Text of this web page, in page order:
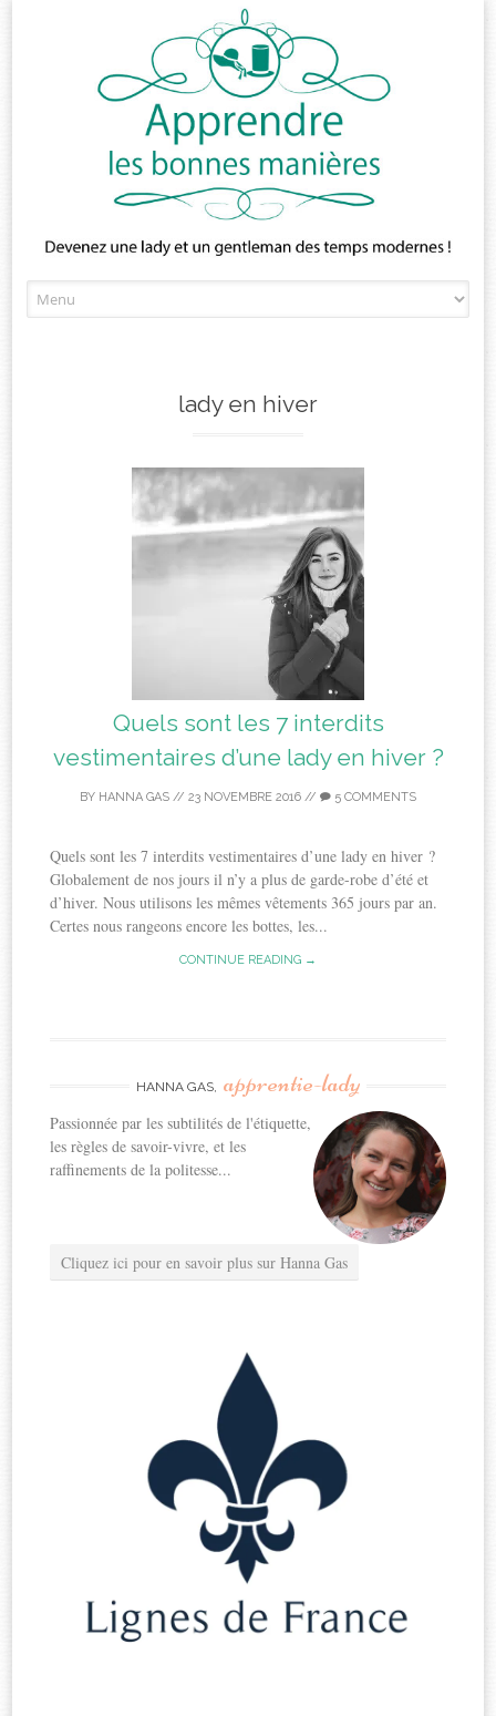
to
lady en hiver
Quels sont les 7 interdits
vestimentaires d’une lady en hiver ?
BY HANNA GAS // 23 NOVEMBRE 2016 // 5 COMMENTS
Quels sont les 7 interdits vestimentaires d’une lady en hiver ?
Globalement de nos jours il n’y a plus de garde-robe d’été et
d’hiver. Nous utilisons les mêmes vêtements 365 jours par an.
Certes nous rangeons encore les bottes, les...
CONTINUE READING →
HANNA GAS, apprentie-lady
Passionnée par les subtilités de l'étiquette,
les règles de savoir-vivre, et les
raffinements de la politesse...
Cliquez ici pour en savoir plus sur Hanna Gas